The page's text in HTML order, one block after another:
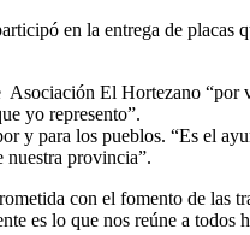
en la entrega de
El Hortezano
yo represento”.
y para los pueblos. “Es el
nuestra provincia”.
con el fomento de las
es lo que nos reúne a